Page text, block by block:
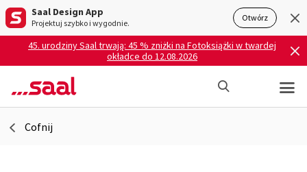
Saal Design App
Projektuj szybko i wygodnie. Otwórz
45. urodziny Saal trwają: 45 % zniżki na Fotoksiążki w twardej
okładce do 12.08.2026
Cofnij